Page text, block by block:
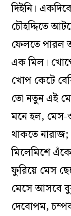
দিইনি।
চৌহদ্দিতে
ফেলতে পারল
এক মিল।
খোপ কেটে
তো নতুন এই
মনে হল, মেস-
থাকতে
মিলেমিশে
ফুরিয়ে মেস
মেসে আসবে
দেবোপম,